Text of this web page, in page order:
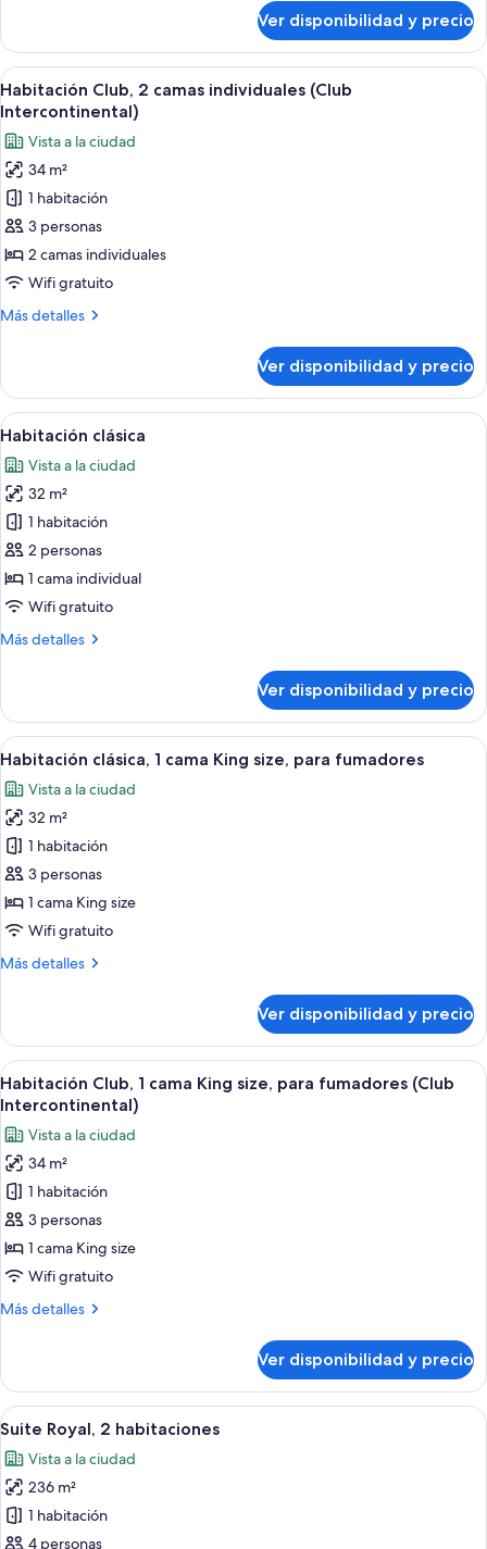
Intercontinental)
Club,
cama
King
(Club
Intercontinental)
Ver disponibilidad y precio
Ver
todas
las
fotos
de
Habitación
Club,
2
camas
(Club
Habitación de hotel con dos camas,
5
Habitación Club, 2 camas individuales (Club
Intercontinental)
Vista a la ciudad
34 m²
1 habitación
3 personas
2 camas individuales
Wifi gratuito
Más detalles
Más
Club,
camas
(Club
Intercontinental)
Ver disponibilidad y precio
Ver
todas
las
fotos
de
Habitación
clásica
Habitación de hotel con una cama
8
Habitación clásica
Vista a la ciudad
32 m²
1 habitación
2 personas
1 cama individual
Wifi gratuito
Más detalles
Más
clásica
Ver disponibilidad y precio
Ver
todas
las
fotos
de
Habitación
clásica,
1
King
fumadores
6
Habitación clásica, 1 cama King size, para fumadores
Vista a la ciudad
32 m²
1 habitación
3 personas
1 cama King size
Wifi gratuito
Más detalles
Más
clásica,
cama
King
para
fumadores
Ver disponibilidad y precio
Ver
todas
las
fotos
de
Habitación
Club,
1
cama
size,
(Club
Intercontinental)
Habitación de hotel con una cama
6
Habitación Club, 1 cama King size, para fumadores (Club
Intercontinental)
Vista a la ciudad
34 m²
1 habitación
3 personas
1 cama King size
Wifi gratuito
Más detalles
Más
Club,
cama
size,
para
fumadores
(Club
Intercontinental)
Ver disponibilidad y precio
Ver
todas
las
fotos
de
Suite
Una habitación de hotel con sofá,
9
Suite Royal, 2 habitaciones
Vista a la ciudad
236 m²
1 habitación
4 personas